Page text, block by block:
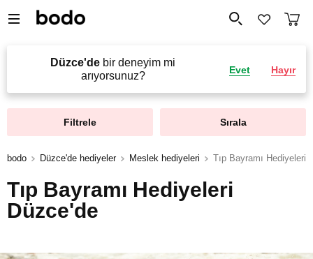
Düzce'de bir deneyim mi
arıyorsunuz?
Evet Hayır
Filtrele Sırala
bodo Düzce'de hediyeler Meslek hediyeleri Tıp Bayramı Hediyeleri
Tıp Bayramı Hediyeleri
Düzce'de